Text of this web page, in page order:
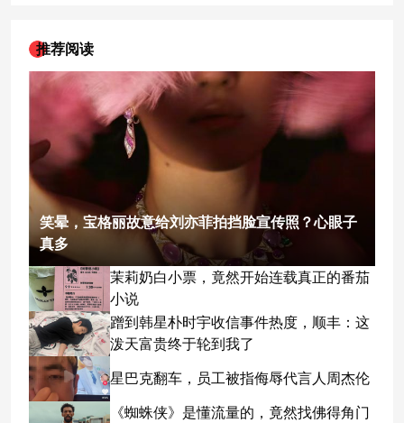
推荐阅读
笑晕，宝格丽故意给刘亦菲拍挡脸宣传照？心眼子
真多
茉莉奶白小票，竟然开始连载真正的番茄
小说
蹭到韩星朴时宇收信事件热度，顺丰：这
泼天富贵终于轮到我了
星巴克翻车，员工被指侮辱代言人周杰伦
《蜘蛛侠》是懂流量的，竟然找佛得角门